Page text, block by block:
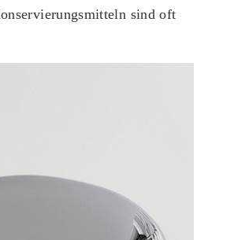
sind oft